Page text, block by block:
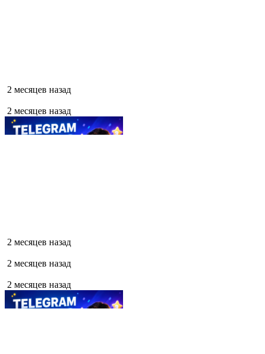
2 месяцев назад
2 месяцев назад
2 месяцев назад
2 месяцев назад
2 месяцев назад